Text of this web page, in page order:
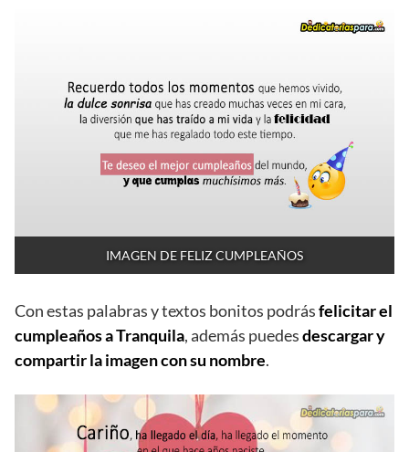
IMAGEN DE FELIZ CUMPLEAÑOS
Con estas palabras y textos bonitos podrásfelicitar el
cumpleaños a Tranquila, además puedesdescargar y
compartir la imagen con su nombre.